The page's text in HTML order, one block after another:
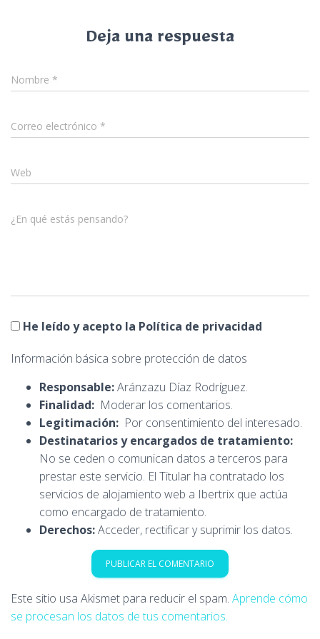
Deja una respuesta
Nombre *
Correo electrónico *
Web
¿En qué estás pensando?
He leído y acepto la Política de privacidad
Información básica sobre protección de datos
Responsable:Aránzazu Díaz Rodríguez.
Finalidad: Moderar los comentarios.
Legitimación: Por consentimiento del interesado.
Destinatarios y encargados de tratamiento:
No se ceden o comunican datos a terceros para
prestar este servicio. El Titular ha contratado los
servicios de alojamiento web a Ibertrix que actúa
como encargado de tratamiento.
Derechos:Acceder, rectificar y suprimir los datos.
Este sitio usa Akismet para reducir el spam. Aprende cómo
se procesan los datos de tus comentarios.